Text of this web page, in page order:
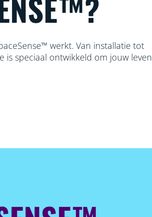
werkt. Van installatie tot
is speciaal ontwikkeld om jouw leven